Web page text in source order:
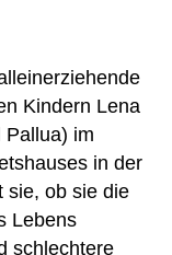
Kindern Lena
Pallua) im
in der
sie, ob sie die
Lebens
schlechtere